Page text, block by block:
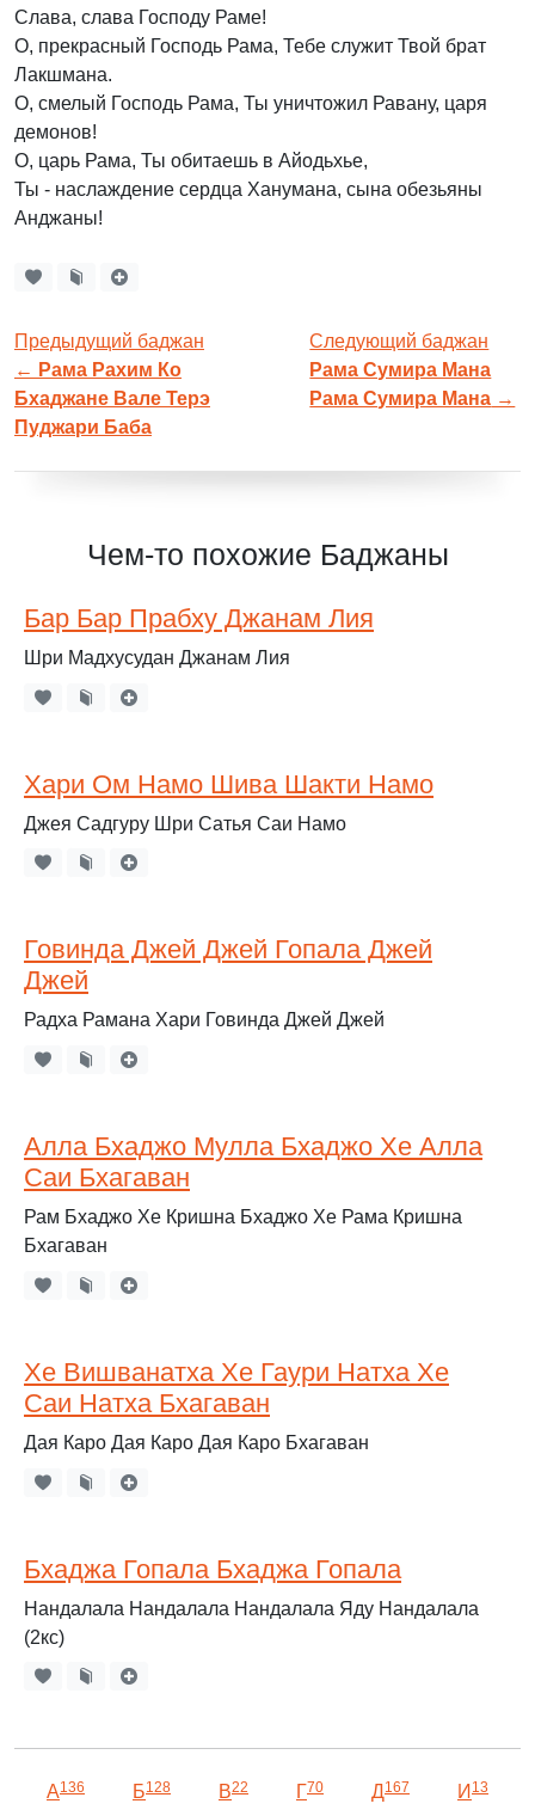
Слава, слава Господу Раме!
О, прекрасный Господь Рама, Тебе служит Твой брат
Лакшмана.
О, смелый Господь Рама, Ты уничтожил Равану, царя
демонов!
О, царь Рама, Ты обитаешь в Айодьхье,
Ты - наслаждение сердца Ханумана, сына обезьяны
Анджаны!
Предыдущий баджан
← Рама Рахим Ко
Бхаджане Вале Терэ
Пуджари Баба
Следующий баджан
Рама Сумира Мана
Рама Сумира Мана →
Чем-то похожие Баджаны
Бар Бар Прабху Джанам Лия
Шри Мадхусудан Джанам Лия
Хари Ом Намо Шива Шакти Намо
Джея Садгуру Шри Сатья Саи Намо
Говинда Джей Джей Гопала Джей
Джей
Радха Рамана Хари Говинда Джей Джей
Алла Бхаджо Мулла Бхаджо Хе Алла
Саи Бхагаван
Рам Бхаджо Хе Кришна Бхаджо Хе Рама Кришна
Бхагаван
Хе Вишванатха Хе Гаури Натха Хе
Саи Натха Бхагаван
Дая Каро Дая Каро Дая Каро Бхагаван
Бхаджа Гопала Бхаджа Гопала
Нандалала Нандалала Нандалала Яду Нандалала
(2кс)
А136 Б128 В22 Г70 Д167 И 13